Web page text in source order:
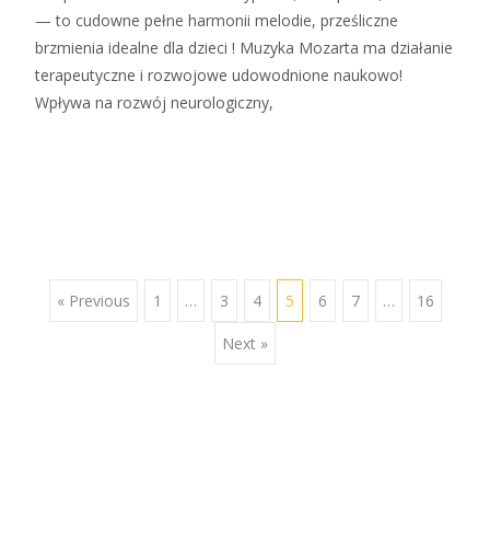
— to cudowne pełne harmonii melodie, prześliczne
brzmienia idealne dla dzieci ! Muzyka Mozarta ma działanie
terapeutyczne i rozwojowe udowodnione naukowo!
Wpływa na rozwój neurologiczny,
« Previous 1 … 3 4 5 6 7 … 16
Next »